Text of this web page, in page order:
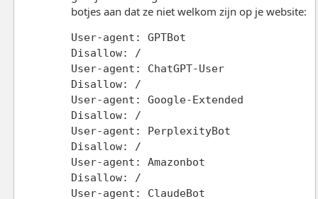
botjes aan dat ze niet welkom zijn op je website:
User-agent: GPTBot
Disallow: /
User-agent: ChatGPT-User
Disallow: /
User-agent: Google-Extended
Disallow: /
User-agent: PerplexityBot
Disallow: /
User-agent: Amazonbot
Disallow: /
User-agent: ClaudeBot